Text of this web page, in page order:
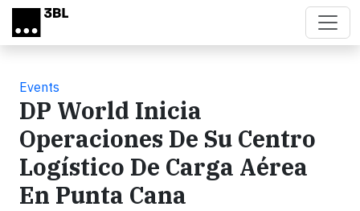
Skip to main content
Events
DP World Inicia
Operaciones De Su Centro
Logístico De Carga Aérea
En Punta Cana